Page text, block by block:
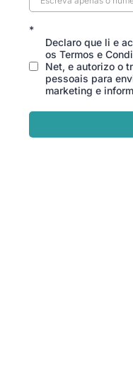
*
Declaro que li e
os Termos e
Net, e autorizo o
pessoais para
marketing e